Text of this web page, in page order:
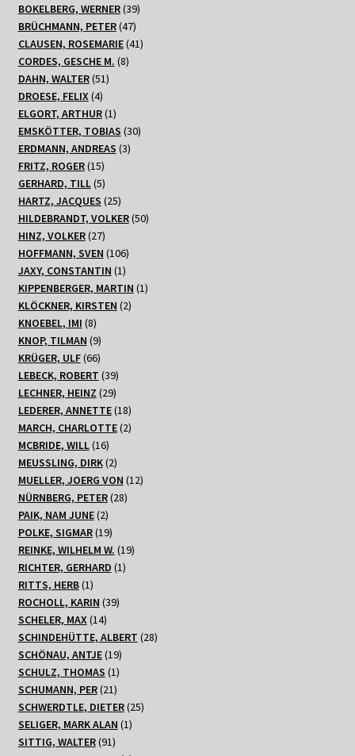
Produkte
BOKELBERG, WERNER 3939
BRÜCHMANN, PETER 4747
Produkte
CLAUSEN, ROSEMARIE 4141
CORDES, GESCHE M. 88
DAHN, WALTER 5151
DROESE, FELIX 44
Produkte
ELGORT, ARTHUR 11
Produkt
EMSKÖTTER, TOBIAS 3030
ERDMANN, ANDREAS 33
FRITZ, ROGER 1515
Produkte
GERHARD, TILL 55
Produkte
HARTZ, JACQUES 2525
Produkte
HILDEBRANDT, VOLKER 5050
HINZ, VOLKER 2727
Produkte
HOFFMANN, SVEN 106106
Produkte
JAXY, CONSTANTIN 11
Produkt
KIPPENBERGER, MARTIN 11
KLÖCKNER, KIRSTEN 22
KNOEBEL, IMI 88
Produkte
KNOP, TILMAN 99
Produkte
KRÜGER, ULF 6666
Produkte
LEBECK, ROBERT 3939
Produkte
LECHNER, HEINZ 2929
Produkte
LEDERER, ANNETTE 1818
Produkte
MARCH, CHARLOTTE 22
MCBRIDE, WILL 1616
Produkte
MEUSSLING, DIRK 22
Produkte
MUELLER, JOERG VON 1212
NÜRNBERG, PETER 2828
PAIK, NAM JUNE 22
Produkte
POLKE, SIGMAR 1919
Produkte
REINKE, WILHELM W. 1919
RICHTER, GERHARD 11
RITTS, HERB 11
Produkt
ROCHOLL, KARIN 3939
SCHELER, MAX 1414
Produkte
SCHINDEHÜTTE, ALBERT 2828
SCHÖNAU, ANTJE 1919
Produkte
SCHULZ, THOMAS 11
Produkt
SCHUMANN, PER 2121
Produkte
SCHWERDTLE, DIETER 2525
SELIGER, MARK ALAN 11
SITTIG, WALTER 9191